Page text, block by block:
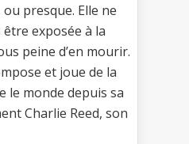
presque. Elle ne
exposée à la
peine d’en mourir.
et joue de la
le monde depuis sa
Charlie Reed, son